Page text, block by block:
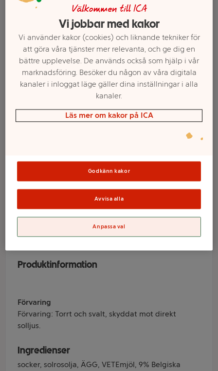
chocolate 200g
Mr Brownie
Mr Brownie
Produktinformation
Förvaring
Förvaring: Torrt och svalt, skyddat mot direkt
solljus.
Ingredienser
socker, solrosolja, ÄGG, VETEmjöl, 9% Belgiska
Välj butik och handla
Sortimentet kan variera mellan butikerna
Välkommen till ICA
Vi jobbar med kakor
Vi använder kakor (cookies) och liknande tekniker för
att göra våra tjänster mer relevanta, och ge dig en
bättre upplevelse. De används också som hjälp i vår
marknadsföring. Besöker du någon av våra digitala
kanaler i inloggat läge gäller dina inställningar i alla
kanaler.
Läs mer om kakor på ICA
Godkänn kakor
Avvisa alla
Anpassa val